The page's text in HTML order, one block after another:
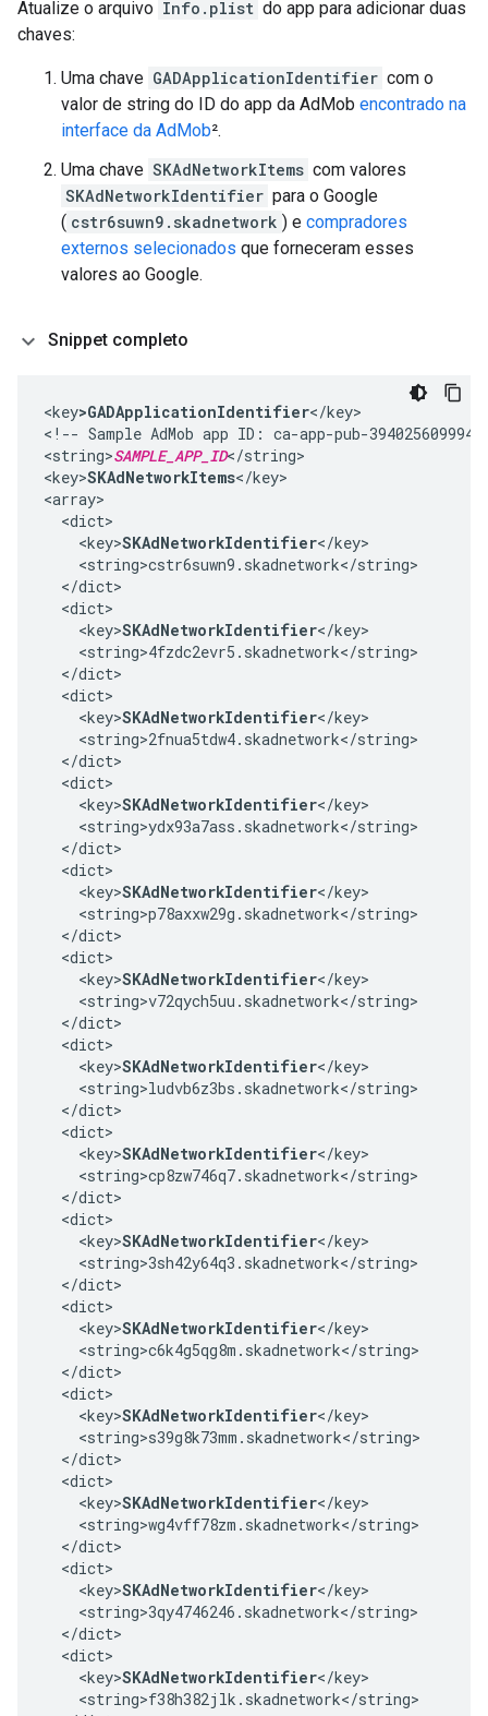
Atualize o arquivo Info.plist do app para adicionar duas
chaves:
Uma chave GADApplicationIdentifier com o
valor de string do ID do app da AdMob encontrado na
interface da AdMob².
Uma chave SKAdNetworkItems com valores
SKAdNetworkIdentifier para o Google
( cstr6suwn9.skadnetwork ) e compradores
externos selecionados que forneceram esses
valores ao Google.
Snippet completo
<key>GADApplicationIdentifier</key>
<!-- Sample AdMob app ID: ca-app-pub-
<string>SAMPLE_APP_ID</string>
<key>SKAdNetworkItems</key>
<array>
  <dict>
    <key>
SKAdNetworkIdentifier</key>
    <string>cstr6suwn9.skadnetwork</string>
  </dict>
  <dict>
    <key>
SKAdNetworkIdentifier</key>
    <string>4fzdc2evr5.skadnetwork</string>
  </dict>
  <dict>
    <key>
SKAdNetworkIdentifier</key>
    <string>2fnua5tdw4.skadnetwork</string>
  </dict>
  <dict>
    <key>
SKAdNetworkIdentifier</key>
    <string>ydx93a7ass.skadnetwork</string>
  </dict>
  <dict>
    <key>
SKAdNetworkIdentifier</key>
    <string>p78axxw29g.skadnetwork</string>
  </dict>
  <dict>
    <key>
SKAdNetworkIdentifier</key>
    <string>v72qych5uu.skadnetwork</string>
  </dict>
  <dict>
    <key>
SKAdNetworkIdentifier</key>
    <string>ludvb6z3bs.skadnetwork</string>
  </dict>
  <dict>
    <key>
SKAdNetworkIdentifier</key>
    <string>cp8zw746q7.skadnetwork</string>
  </dict>
  <dict>
    <key>
SKAdNetworkIdentifier</key>
    <string>3sh42y64q3.skadnetwork</string>
  </dict>
  <dict>
    <key>
SKAdNetworkIdentifier</key>
    <string>c6k4g5qg8m.skadnetwork</string>
  </dict>
  <dict>
    <key>
SKAdNetworkIdentifier</key>
    <string>s39g8k73mm.skadnetwork</string>
  </dict>
  <dict>
    <key>
SKAdNetworkIdentifier</key>
    <string>wg4vff78zm.skadnetwork</string>
  </dict>
  <dict>
    <key>
SKAdNetworkIdentifier</key>
    <string>3qy4746246.skadnetwork</string>
  </dict>
  <dict>
    <key>
SKAdNetworkIdentifier</key>
    <string>f38h382jlk.skadnetwork</string>